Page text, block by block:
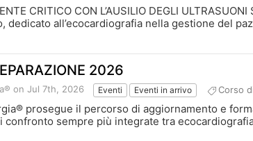
CRITICO CON L’AUSILIO DEGLI
dedicato all’ecocardiografia nella gestione del
2026
on Jul 7th, 2026 Eventi Eventi in arrivo Corso
prosegue il percorso di aggiornamento e
confronto sempre più integrate tra